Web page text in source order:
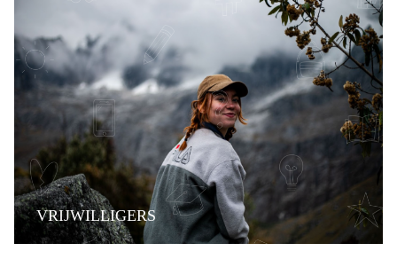
VRIJWILLIGERS